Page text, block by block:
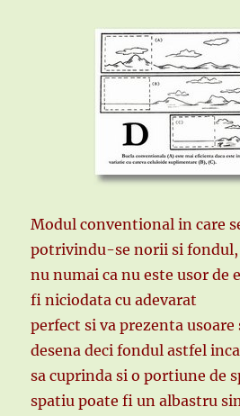
Modul conventional in care
potrivindu-se norii si fondul,
nu numai ca nu este usor de
fi niciodata cu adevarat
perfect si va prezenta
desena deci fondul astfel
sa cuprinda si o portiune de
spatiu poate fi un albastru